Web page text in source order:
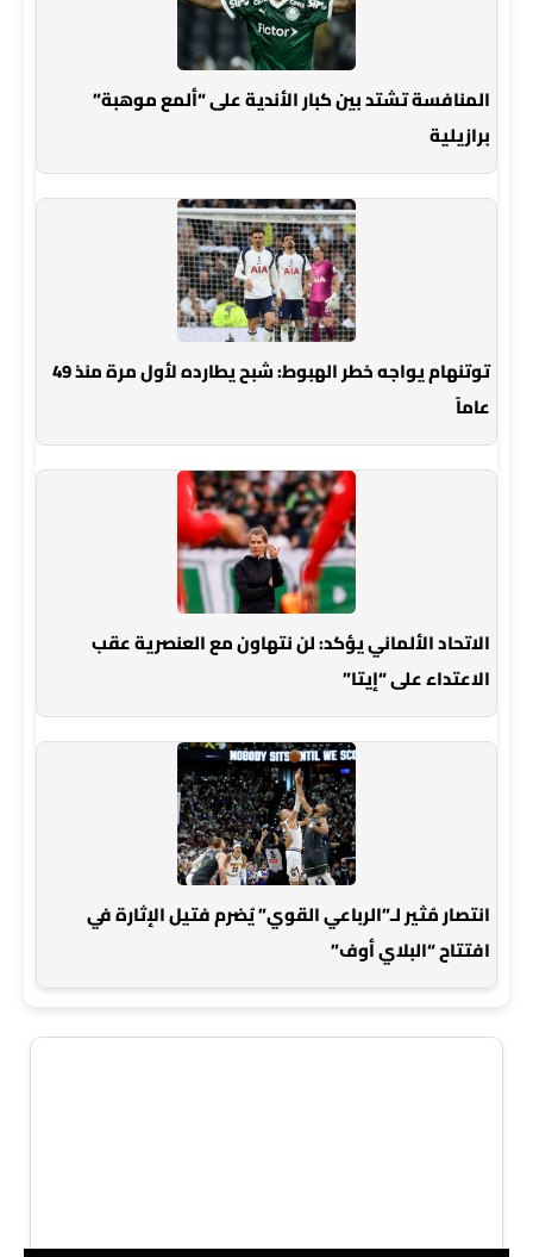
المنافسة تشتد بين كبار الأندية على “ألمع موهبة”
برازيلية
توتنهام يواجه خطر الهبوط: شبح يطارده لأول مرة منذ 49
عاماً
الاتحاد الألماني يؤكد: لن نتهاون مع العنصرية عقب
الاعتداء على “إيتا”
انتصار مُثير لـ”الرباعي القوي” يُضرم فتيل الإثارة في
افتتاح “البلاي أوف”